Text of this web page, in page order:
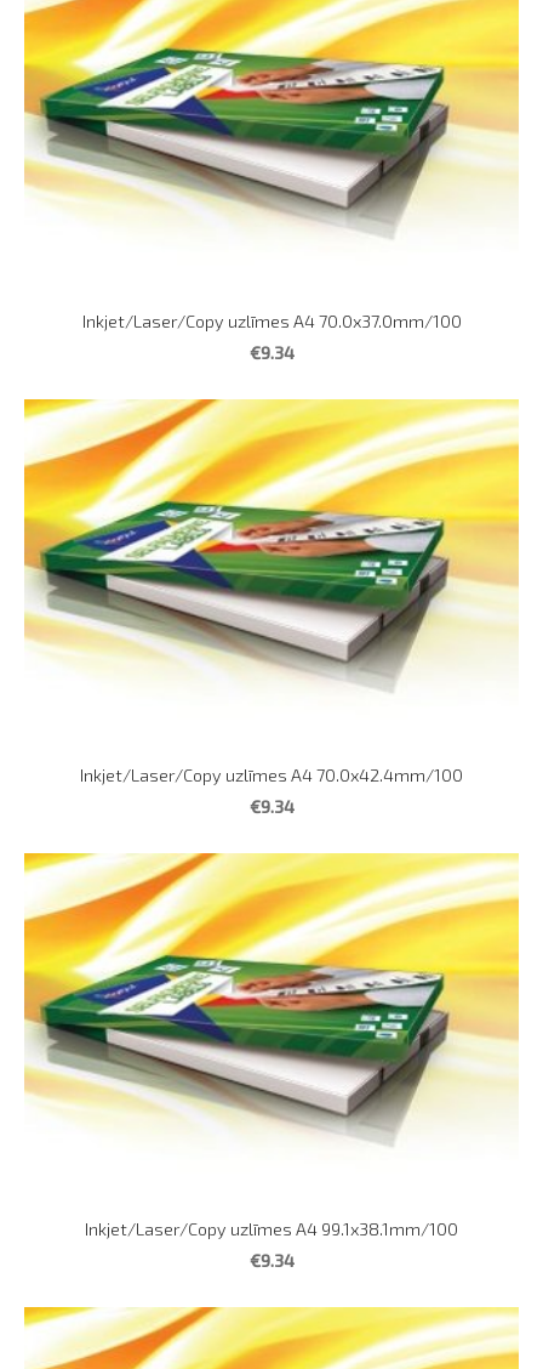
Inkjet/Laser/Copy uzlīmes A4 70.0x37.0mm/100
€9.34
Inkjet/Laser/Copy uzlīmes A4 70.0x42.4mm/100
€9.34
Inkjet/Laser/Copy uzlīmes A4 99.1x38.1mm/100
€9.34